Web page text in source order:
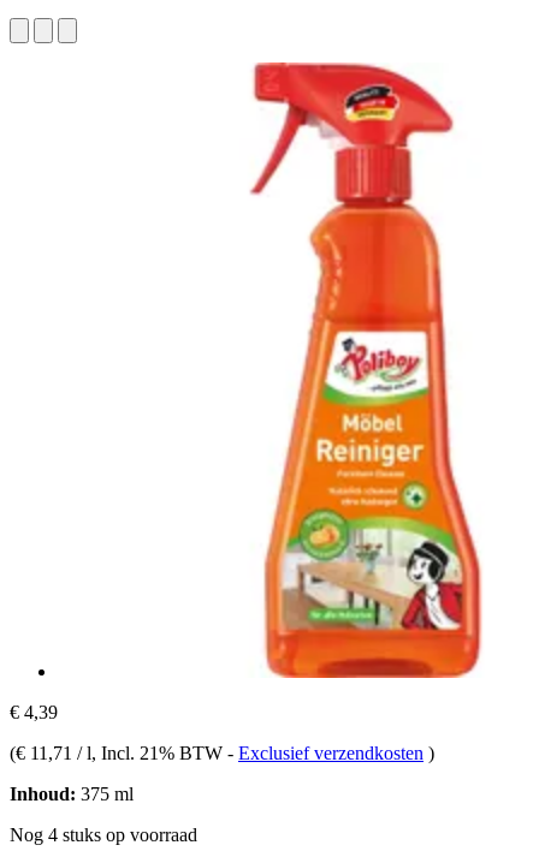
€ 4,39
(€ 11,71 / l, Incl. 21% BTW - Exclusief verzendkosten )
Inhoud: 375 ml
Nog 4 stuks op voorraad